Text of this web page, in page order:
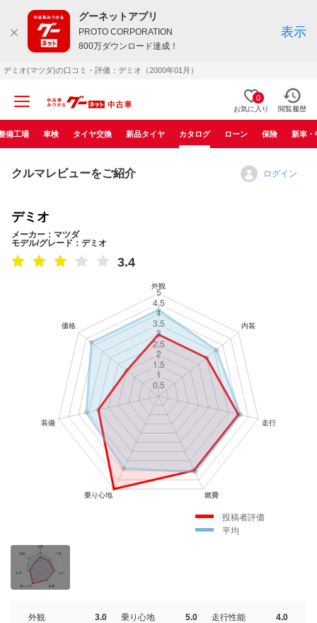
グーネットアプリ
PROTO CORPORATION
800万ダウンロード達成！
表示
デミオ(マツダ)の口コミ・評価：デミオ（2000年01月）
0
お気に入り 閲覧履歴
備工場 車検 タイヤ交換 新品タイヤ カタログ ローン 保険 新車・
クルマレビューをご紹介 ログイン
デミオ
メーカー：マツダ
モデル/グレード：デミオ
3.4
投稿者評価
平均
外観 3.0 乗り心地 5.0 走行性能
4.0